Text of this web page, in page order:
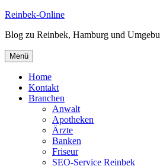
Zum
springen
Reinbek-Online
Blog zu Reinbek, Hamburg und
Menü
Home
Kontakt
Branchen
Anwalt
Apotheken
Ärzte
Banken
Friseur
SEO-Service Reinbek